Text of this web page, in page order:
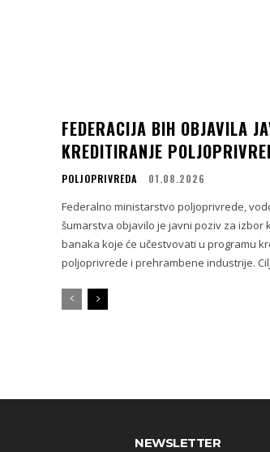
FEDERACIJA BIH OBJAVILA
KREDITIRANJE
POLJOPRIVREDA 01.08.2026
Federalno ministarstvo poljoprivrede,
šumarstva objavilo je javni poziv za izbor
banaka koje će učestvovati u programu
poljoprivrede i prehrambene industrije.
NEWSLETTER